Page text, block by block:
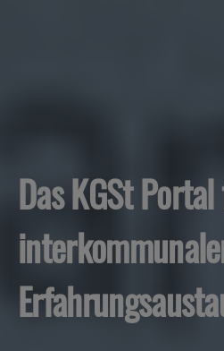
Das KGSt